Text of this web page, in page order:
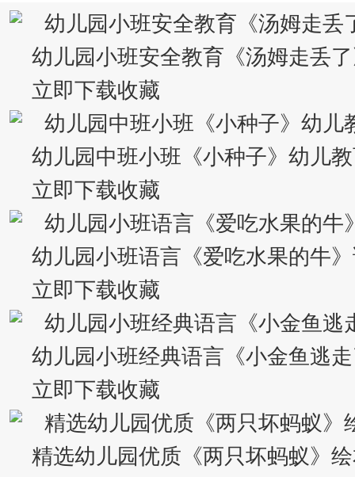
幼儿园小班安全教育《汤姆走丢
立即下载收藏
幼儿园中班小班《小种子》幼儿
立即下载收藏
幼儿园小班语言《爱吃水果的牛
立即下载收藏
幼儿园小班经典语言《小金鱼逃
立即下载收藏
精选幼儿园优质《两只坏蚂蚁》